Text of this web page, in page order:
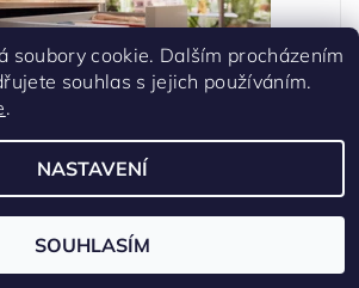
délka 500 mm, nosnost 40
šedá
- 3-5 dnů
soubory cookie. Dalším procházením
souhlas s jejich používáním.
.
NASTAVENÍ
SOUHLASÍM